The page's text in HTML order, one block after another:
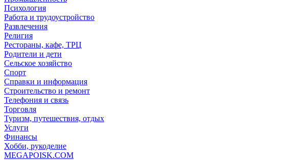
Психология
Работа и трудоустройство
Развлечения
Религия
Рестораны, кафе, ТРЦ
Родители и дети
Сельское хозяйство
Спорт
Справки и информация
Строительство и ремонт
Телефония и связь
Торговля
Туризм, путешествия, отдых
Услуги
Финансы
Хобби, рукоделие
MEGAPOISK.COM